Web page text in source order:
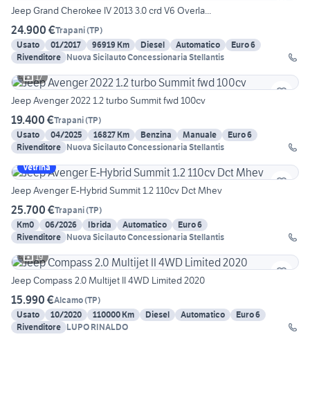
Jeep Grand Cherokee IV 2013 3.0 crd V6 Overla...
24.900 €Trapani(TP)
Usato
01/2017 96919 Km Diesel Automatico
Euro 6
Rivenditore Nuova Sicilauto Concessionaria Stellantis
17
Jeep Avenger 2022 1.2 turbo Summit fwd 100cv
19.400 €Trapani(TP)
Usato
04/2025 16827 Km Benzina Manuale
Euro 6
Rivenditore Nuova Sicilauto Concessionaria Stellantis
Vetrina
Jeep Avenger E-Hybrid Summit 1.2 110cv Dct Mhev
25.700 €Trapani(TP)
Km0
06/2026 Ibrida Automatico
Euro 6
Rivenditore Nuova Sicilauto Concessionaria Stellantis
19
Jeep Compass 2.0 Multijet II 4WD Limited 2020
15.990 €Alcamo(TP)
Usato
10/2020 110000 Km Diesel Automatico
Euro 6
Rivenditore LUPO RINALDO